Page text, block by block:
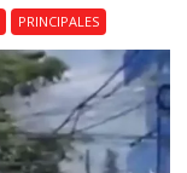
PRINCIPALES